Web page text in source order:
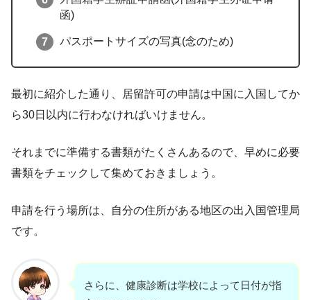
函)
パスポートサイズの写真(念のため)
最初に紹介した通り、居留許可の申請は中国に入国してか
ら30日以内に行わなければいけません。
それまでに準備する書類がたくさんあるので、早めに必要
書類をチェックして集めておきましょう。
申請を行う場所は、自分の住所がある地区の出入国管理局
です。
さらに、健康診断は学校によって日付が指